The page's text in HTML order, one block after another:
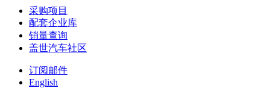
采购项目
配套企业库
销量查询
盖世汽车社区
订阅邮件
English